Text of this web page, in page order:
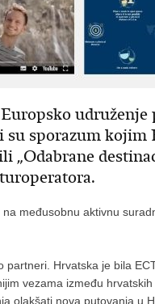
sporazum kojim
„Odabrane
međusobnu aktivnu
partneri. Hrvatska je bila
vezama između
olakšati nova putovanja u